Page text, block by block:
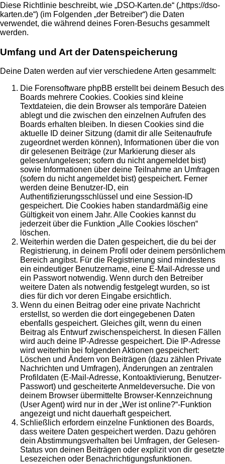
Diese Richtlinie beschreibt, wie „DSO-Karten.de“ („https://dso-
karten.de“) (im Folgenden „der Betreiber“) die Daten
verwendet, die während deines Foren-Besuchs gesammelt
werden.
Umfang und Art der Datenspeicherung
Deine Daten werden auf vier verschiedene Arten gesammelt:
Die Forensoftware phpBB erstellt bei deinem Besuch des
Boards mehrere Cookies. Cookies sind kleine
Textdateien, die dein Browser als temporäre Dateien
ablegt und die zwischen den einzelnen Aufrufen des
Boards erhalten bleiben. In diesen Cookies sind die
aktuelle ID deiner Sitzung (damit dir alle Seitenaufrufe
zugeordnet werden können), Informationen über die von
dir gelesenen Beiträge (zur Markierung dieser als
gelesen/ungelesen; sofern du nicht angemeldet bist)
sowie Informationen über deine Teilnahme an Umfragen
(sofern du nicht angemeldet bist) gespeichert. Ferner
werden deine Benutzer-ID, ein
Authentifizierungsschlüssel und eine Session-ID
gespeichert. Die Cookies haben standardmäßig eine
Gültigkeit von einem Jahr. Alle Cookies kannst du
jederzeit über die Funktion „Alle Cookies löschen“
löschen.
Weiterhin werden die Daten gespeichert, die du bei der
Registrierung, in deinem Profil oder deinem persönlichem
Bereich angibst. Für die Registrierung sind mindestens
ein eindeutiger Benutzername, eine E-Mail-Adresse und
ein Passwort notwendig. Wenn durch den Betreiber
weitere Daten als notwendig festgelegt wurden, so ist
dies für dich vor deren Eingabe ersichtlich.
Wenn du einen Beitrag oder eine private Nachricht
erstellst, so werden die dort eingegebenen Daten
ebenfalls gespeichert. Gleiches gilt, wenn du einen
Beitrag als Entwurf zwischenspeicherst. In diesen Fällen
wird auch deine IP-Adresse gespeichert. Die IP-Adresse
wird weiterhin bei folgenden Aktionen gespeichert:
Löschen und Ändern von Beiträgen (dazu zählen Private
Nachrichten und Umfragen), Änderungen an zentralen
Profildaten (E-Mail-Adresse, Kontoaktivierung, Benutzer-
Passwort) und gescheiterte Anmeldeversuche. Die von
deinem Browser übermittelte Browser-Kennzeichnung
(User Agent) wird nur in der „Wer ist online?“-Funktion
angezeigt und nicht dauerhaft gespeichert.
Schließlich erfordern einzelne Funktionen des Boards,
dass weitere Daten gespeichert werden. Dazu gehören
dein Abstimmungsverhalten bei Umfragen, der Gelesen-
Status von deinen Beiträgen oder explizit von dir gesetzte
Lesezeichen oder Benachrichtigungsfunktionen.